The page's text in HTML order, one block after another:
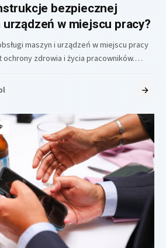
bezpiecznej
urządzeń w miejscu pracy?
maszyn i urządzeń w miejscu pracy
zdrowia i życia pracowników.